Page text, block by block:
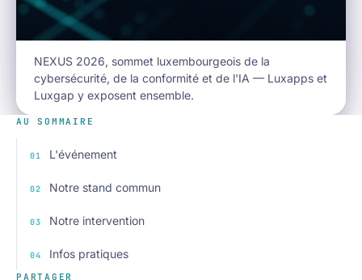
NEXUS 2026, sommet luxembourgeois de la
cybersécurité, de la conformité et de l'IA — Luxapps et
Luxgap y exposent ensemble.
AU SOMMAIRE
L'événement
Notre stand commun
Notre intervention
Infos pratiques
PARTAGER